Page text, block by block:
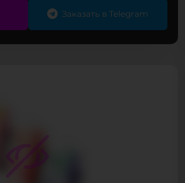
Заказать в Telegram